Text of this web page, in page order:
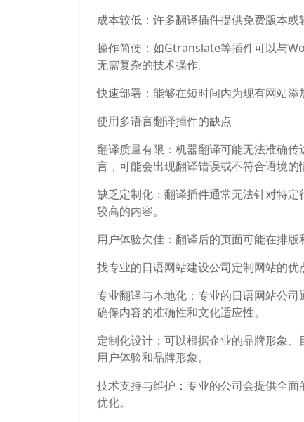
成本较低：许多翻译插件提供免费版本或
操作简便：如Gtranslate等插件可以与
无需复杂的技术操作。
快速部署：能够在短时间内为现有网站添
使用多语言翻译插件的缺点
翻译质量有限：机器翻译可能无法准确
言，可能会出现翻译错误或不符合语境的
缺乏定制化：翻译插件通常无法针对特
较高的内容。
用户体验欠佳：翻译后的页面可能在排版
找专业的日语网站建设公司定制网站的优
专业翻译与本地化：专业的日语网站公
确保内容的准确性和文化适应性。
定制化设计：可以根据企业的品牌形象
用户体验和品牌形象。
技术支持与维护：专业的公司会提供全
优化。